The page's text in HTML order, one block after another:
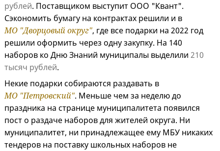
рублей. Поставщиком выступит ООО "Квант".
Сэкономить бумагу на контрактах решили и в
МО "Дворцовый округ", где все подарки на 2022 год
решили оформить через одну закупку. На 140
наборов ко Дню Знаний муниципалы выделили 210
тысяч рублей.
Некие подарки собираются раздавать в
МО "Петровский". Меньше чем за неделю до
праздника на странице муниципалитета появился
пост о раздаче наборов для жителей округа. Ни
муниципалитет, ни принадлежащее ему МБУ никаких
тендеров на поставку школьных наборов не